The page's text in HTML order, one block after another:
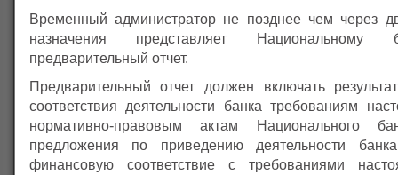
Временный администратор не позднее чем через
назначения представляет Национальному
предварительный отчет.
Предварительный отчет должен включать
соответствия деятельности банка требованиям
нормативно-правовым актам Национального
предложения по приведению деятельности
финансовую соответствие с требованиями